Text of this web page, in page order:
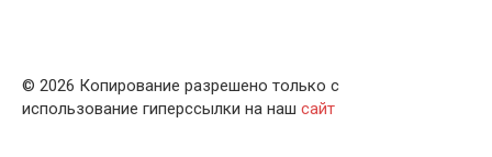
© 2026 Копирование разрешено только с
использование гиперссылки на наш сайт